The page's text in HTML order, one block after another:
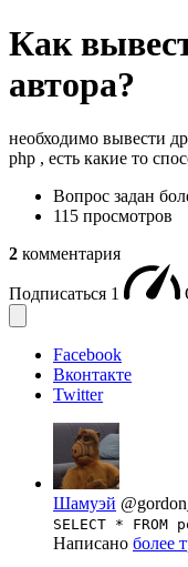
Как
автора?
необходимо вывести
php , есть какие то
Вопрос задан
115 просмотров
2 комментария
Подписаться 1
Facebook
Вконтакте
Twitter
Шамуэй
SELECT *
Написано более